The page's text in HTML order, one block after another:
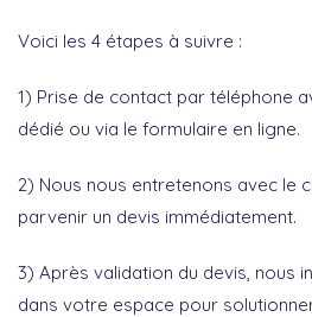
Voici les 4 étapes à suivre :
1) Prise de contact par téléphone
dédié ou via le formulaire en ligne.
2) Nous nous entretenons avec le
parvenir un devis immédiatement.
3) Après validation du devis, nous
dans votre espace pour